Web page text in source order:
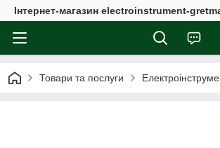
Інтернет-магазин electroinstrument-
Товари та послуги